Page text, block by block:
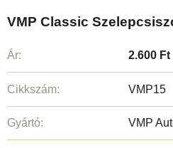
VMP Classic
Ár: 2.600 Ft
Cikkszám: VMP15
Gyártó: VMP